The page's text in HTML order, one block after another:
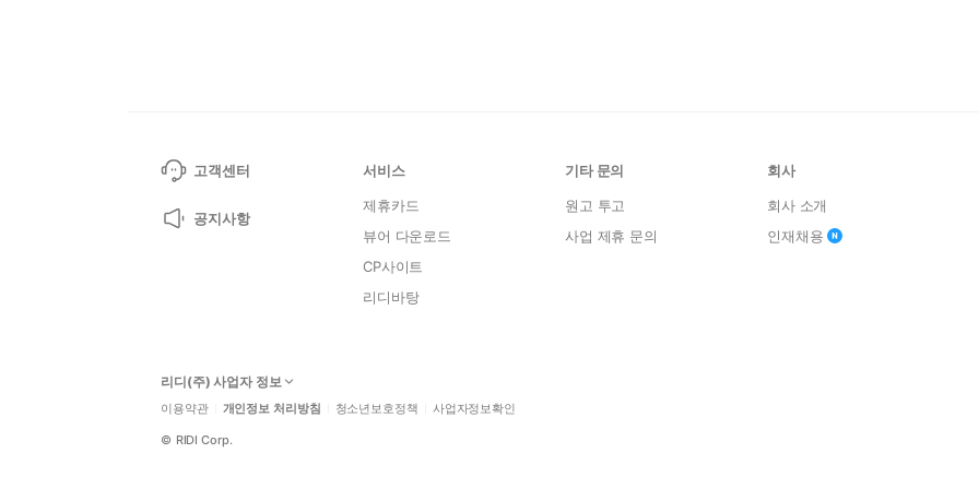
고객센터
공지사항
서비스
제휴카드
뷰어 다운로드
CP사이트
리디바탕
기타 문의
원고 투고
사업 제휴 문의
회사
회사 소개
인재채용
리디(주) 사업자 정보
이용약관 개인정보 처리방침 청소년보호정책 사업자정보확인
© RIDI Corp.